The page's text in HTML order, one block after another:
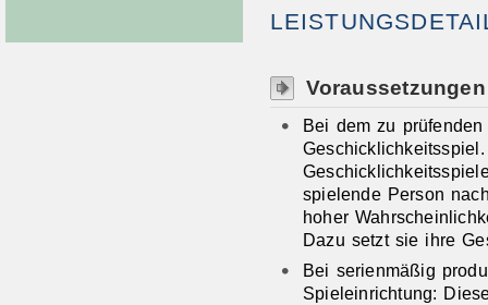
Voraussetzungen
Bei dem zu
Geschicklichkeitsspiel.
spielende Person
hoher
Dazu setzt sie ihre
Bei serienmäßig
Spieleinrichtung: